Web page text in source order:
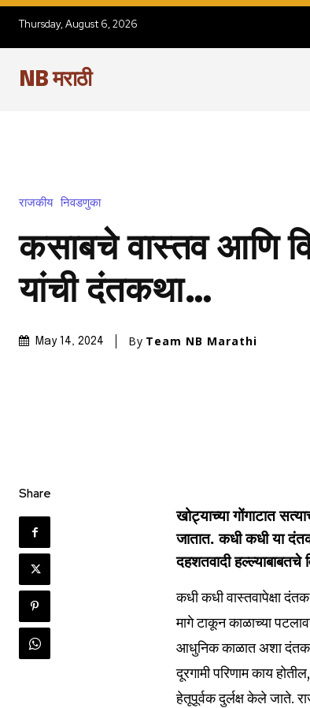
Thursday, August 6, 2026
NB मराठी
राजकीय निवडणुका
कसाबचे वास्तव आणि
यांची दंतकथा…
May 14, 2024 By Team NB Marathi
Share
खोट्याच्या गोंगाटात
जातात. कधी कधी या
दहशतवादी
कधी कधी वास्तवापेक्षा
मागे टाकून काळाच्या
आधुनिक काळात अशा
दूरगामी परिणाम काय
हेतूपूर्वक दुर्लक्ष केले जाते.